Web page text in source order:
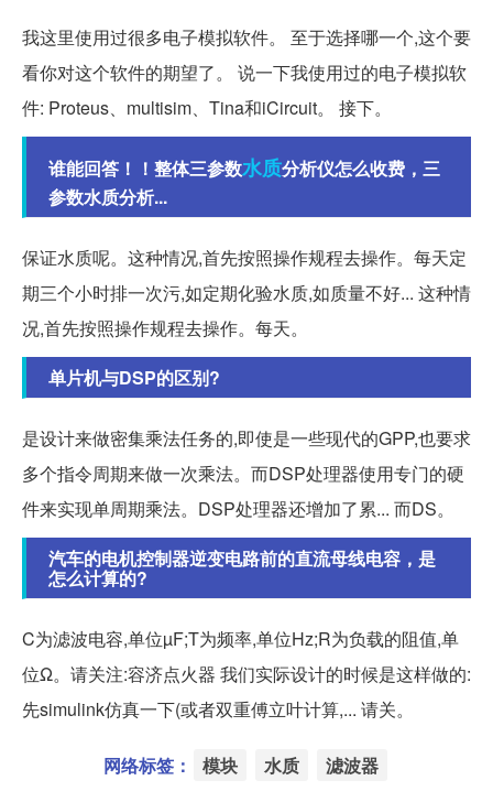
我这里使用过很多电子模拟软件。 至于选择哪一个,这个要
看你对这个软件的期望了。 说一下我使用过的电子模拟软
件: Proteus、multisim、Tina和iCircuit。 接下。
谁能回答！！整体三参数水质分析仪怎么收费，三
参数水质分析...
保证水质呢。这种情况,首先按照操作规程去操作。每天定
期三个小时排一次污,如定期化验水质,如质量不好... 这种情
况,首先按照操作规程去操作。每天。
单片机与DSP的区别?
是设计来做密集乘法任务的,即使是一些现代的GPP,也要求
多个指令周期来做一次乘法。而DSP处理器使用专门的硬
件来实现单周期乘法。DSP处理器还增加了累... 而DS。
汽车的电机控制器逆变电路前的直流母线电容，是
怎么计算的?
C为滤波电容,单位µF;T为频率,单位Hz;R为负载的阻值,单
位Ω。请关注:容济点火器 我们实际设计的时候是这样做的:
先simulink仿真一下(或者双重傅立叶计算,... 请关。
网络标签： 模块 水质 滤波器